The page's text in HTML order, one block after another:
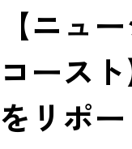
【ニュ
コース
をリポー